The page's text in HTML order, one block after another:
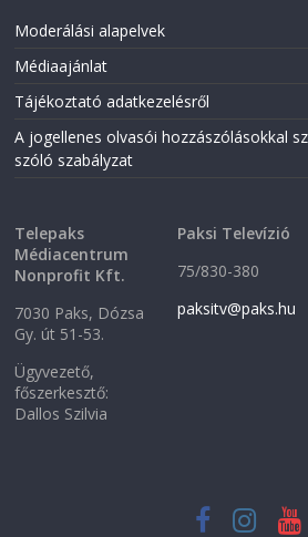
Moderálási alapelvek
Médiaajánlat
Tájékoztató adatkezelésről
A jogellenes olvasói hozzászólásokkal
szóló szabályzat
Telepaks
Médiacentrum
Nonprofit Kft.
7030 Paks, Dózsa
Gy. út 51-53.
Ügyvezető,
főszerkesztő:
Dallos Szilvia
Paksi Televízió
75/830-380
paksitv@paks.hu